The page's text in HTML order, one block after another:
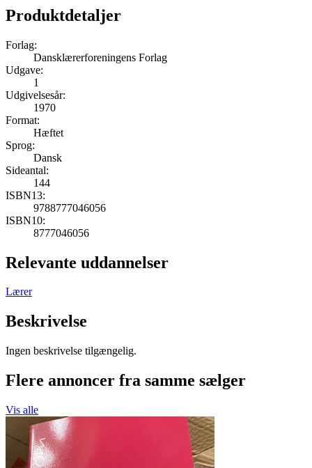
Produktdetaljer
Forlag:
Dansklærerforeningens Forlag
Udgave:
1
Udgivelsesår:
1970
Format:
Hæftet
Sprog:
Dansk
Sideantal:
144
ISBN13:
9788777046056
ISBN10:
8777046056
Relevante uddannelser
Lærer
Beskrivelse
Ingen beskrivelse tilgængelig.
Flere annoncer fra samme sælger
Vis alle